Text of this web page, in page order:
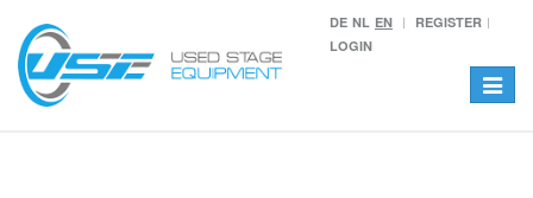
DE NL EN
REGISTER
LOGIN
Toggle